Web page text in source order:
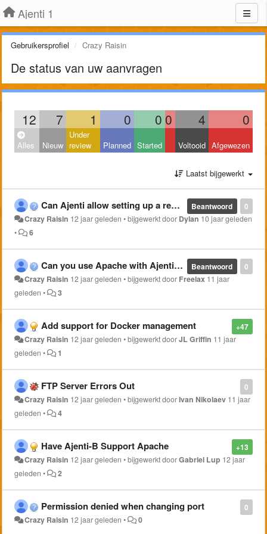
Ajenti 1
Gebruikersprofiel Crazy Raisin
De status van uw aanvragen
12 7 1 0 0 0 4 0
Alles Nieuw
Under
review
Planned Started Voltooid Afgewezen
Laatst bijgewerkt
0
Beantwoord
Can Ajenti allow setting up a reverse proxy
Crazy Raisin 12 jaar geleden •bijgewerkt door Dylan 10 jaar geleden
•
6
0
Beantwoord
Can you use Apache with Ajenti-V?
Crazy Raisin 12 jaar geleden •bijgewerkt door Freelax 11 jaar
geleden • 3
+47
Add support for Docker management
Crazy Raisin 12 jaar geleden •bijgewerkt doorJL Griffin 11 jaar
geleden • 1
0
FTP Server Errors Out
Crazy Raisin 12 jaar geleden •bijgewerkt doorIvan Nikolaev 11 jaar
geleden • 4
+13
Have Ajenti-B Support Apache
Crazy Raisin 12 jaar geleden •bijgewerkt doorGabriel Lup 12 jaar
geleden • 2
0
Permission denied when changing port
Crazy Raisin 12 jaar geleden • 0